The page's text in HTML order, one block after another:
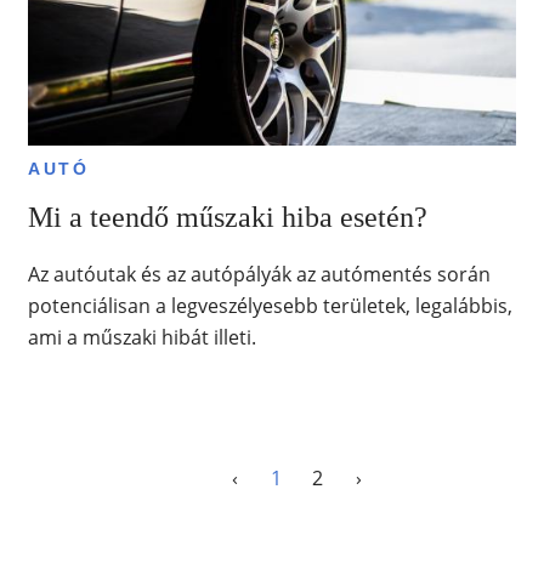
AUTÓ
Mi a teendő műszaki hiba esetén?
Az autóutak és az autópályák az autómentés során
potenciálisan a legveszélyesebb területek, legalábbis,
ami a műszaki hibát illeti.
‹ 1 2 ›